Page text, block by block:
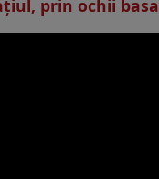
prin ochii